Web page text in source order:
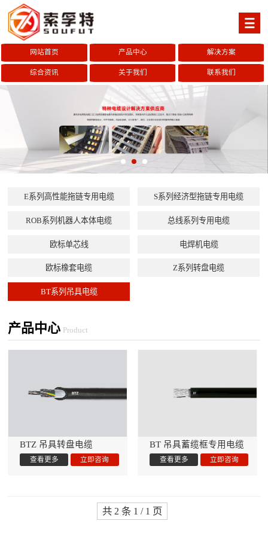
网站首页 产品中心 解决方案
综合资讯 关于我们 联系我们
E系列高性能拖链专用电缆 S系列经济型拖链专用电缆
ROB系列机器人本体电缆 总线系列专用电缆
欧标单芯线 电焊机电缆
欧标橡套电缆 Z系列转盘电缆
BT系列吊具电缆
产品中心 Product
BTZ 吊具转盘电缆 BT 吊具蓄缆框专用电缆
共 2 条 1 / 1 页